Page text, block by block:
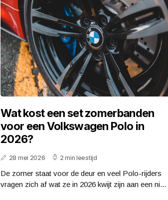
Wat kost een set zomerbanden
voor een Volkswagen Polo in
2026?
28 mei 2026 2 min leestijd
De zomer staat voor de deur en veel Polo-rijders
vragen zich af wat ze in 2026 kwijt zijn aan een ni...